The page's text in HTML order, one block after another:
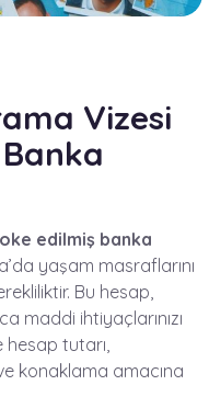
Vizesi
edilmiş banka
yaşam masraflarını
Bu hesap,
maddi ihtiyaçlarınızı
hesap tutarı,
konaklama amacına